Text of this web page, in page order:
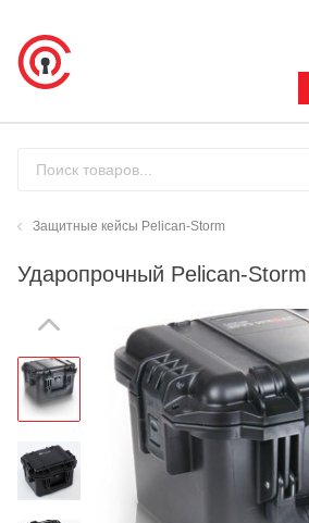
Защитные кейсы Pelican-Storm
Ударопрочный Pelican-